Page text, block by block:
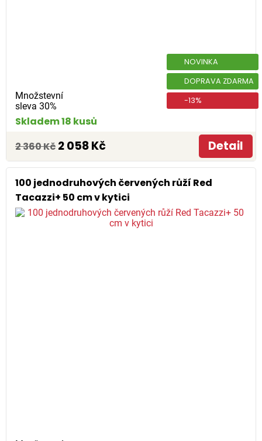
Množstevní
sleva 30%
NOVINKA
DOPRAVA ZDARMA
-13%
Skladem 18 kusů
2 360 Kč 2 058 Kč Detail
100 jednodruhových červených růží Red
Tacazzi+ 50 cm v kytici